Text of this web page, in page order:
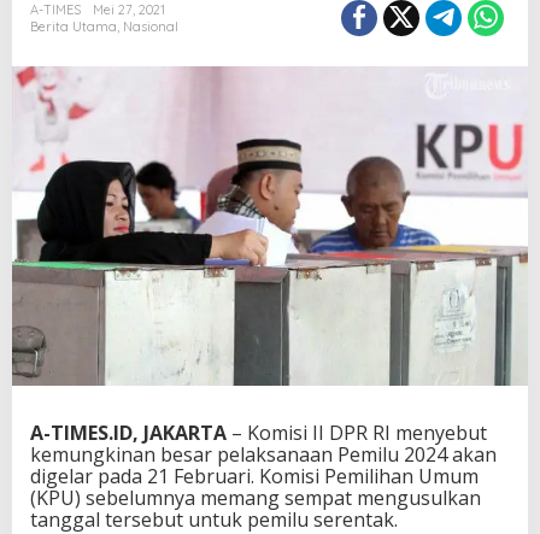
A-TIMES
Mei 27, 2021
Berita Utama, Nasional
A-TIMES.ID, JAKARTA – Komisi II DPR RI menyebut
kemungkinan besar pelaksanaan Pemilu 2024 akan
digelar pada 21 Februari. Komisi Pemilihan Umum
(KPU) sebelumnya memang sempat mengusulkan
tanggal tersebut untuk pemilu serentak.